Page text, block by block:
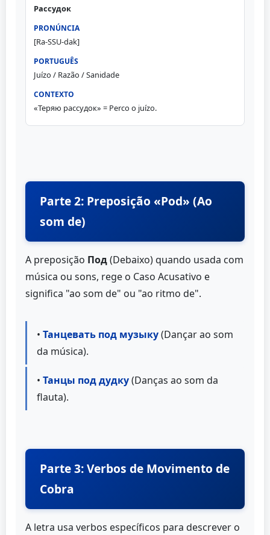
Рассудок
[Ra-SSU-dak]
Juízo / Razão / Sanidade
«Теряю рассудок» = Perco o juízo.
Parte 2: Preposição «Pod» (Ao
som de)
A preposição Под(Debaixo) quando usada com
música ou sons, rege o Caso Acusativo e
significa "ao som de" ou "ao ritmo de".
• Танцевать под музыку(Dançar ao som
da música).
• Танцы под дудку(Danças ao som da
flauta).
Parte 3: Verbos de Movimento de
Cobra
A letra usa verbos específicos para descrever o